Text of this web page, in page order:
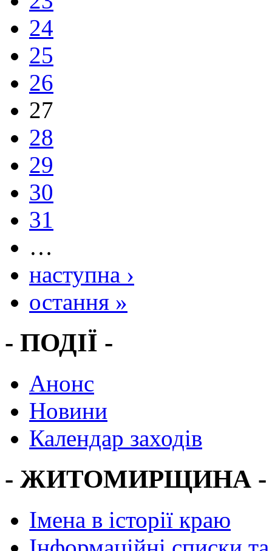
24
25
26
27
28
29
30
31
…
наступна ›
остання »
- ПОДІЇ -
Анонс
Новини
Календар заходів
- ЖИТОМИРЩИНА -
Імена в історії краю